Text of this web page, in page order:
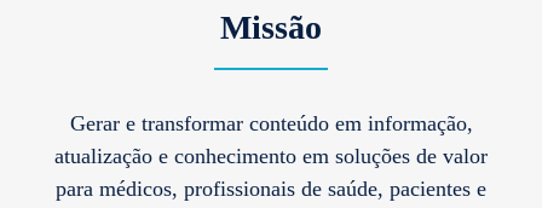
Missão
Gerar e transformar conteúdo em informação,
atualização e conhecimento em soluções de valor
para médicos, profissionais de saúde, pacientes e